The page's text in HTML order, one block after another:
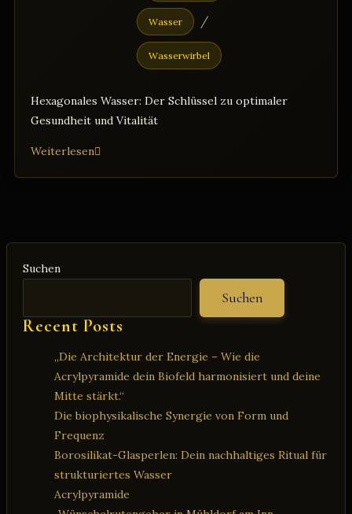
Wasser /
Wasserwirbel
Hexagonales Wasser: Der Schlüssel zu optimaler
Gesundheit und Vitalität
WeiterlesenHexagonales
Suchen
Suchen
Recent Posts
„Die Architektur der Energie – Wie die
Acrylpyramide dein Biofeld harmonisiert und deine
Mitte stärkt.“
Die biophysikalische Synergie von Form und
Frequenz
Borosilikat-Glasperlen: Dein nachhaltiges Ritual für
strukturiertes Wasser
Acrylpyramide